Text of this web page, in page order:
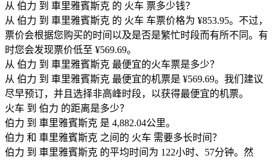
从 伯力 到 車里雅賓斯克 的 火车 票多少钱？
从 伯力 到 車里雅賓斯克 的 火车 车票价格为 ¥853.95。不过，
票价会根据您购买的时间以及是否是繁忙时段而有所不同。有
时您会发现票价低至 ¥569.69。
从 伯力 到 車里雅賓斯克 最便宜的火车票是多少？
从 伯力 到 車里雅賓斯克 最便宜的机票是 ¥569.69。我们建议
尽早预订，并且选择非高峰时段，以获得最便宜的机票。
火车 到 伯力 的距离是多少？
伯力 到 車里雅賓斯克 是 4,882.04公里。
伯力 和 車里雅賓斯克 之间的 火车 需要多长时间？
伯力 到 車里雅賓斯克 的平均时间为 122小时、57分钟。然